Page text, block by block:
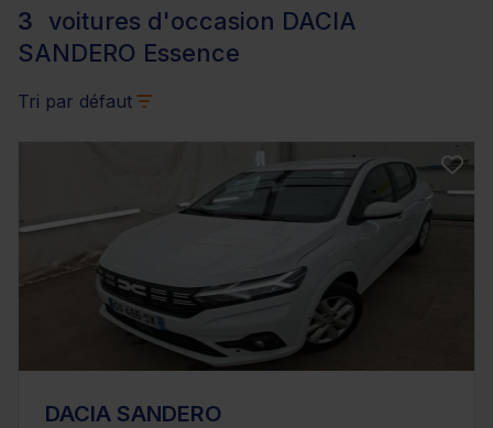
3
voitures d'occasion DACIA
SANDERO Essence
Tri par défaut
DACIA SANDERO